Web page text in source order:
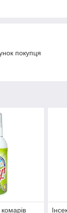
покупця
комарів